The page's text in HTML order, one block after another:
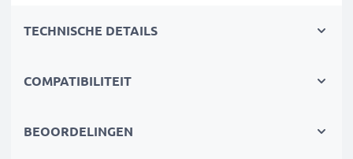
kortsluiting, overhitting en overspanning
ook gebruikbaar als reislader
TECHNISCHE DETAILS
COMPATIBILITEIT
BEOORDELINGEN